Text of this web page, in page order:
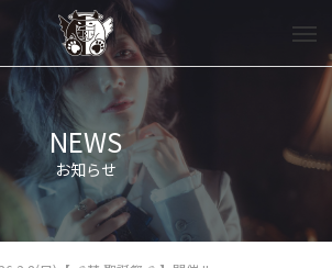
NEWS
お知らせ